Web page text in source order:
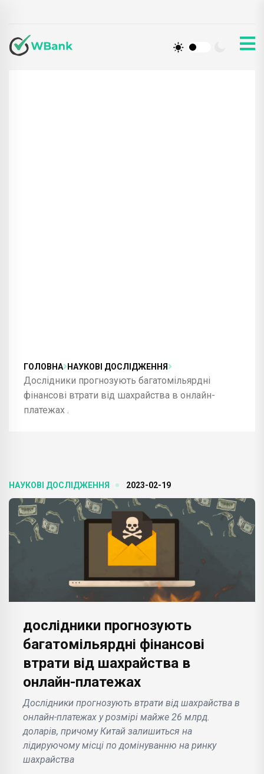
ГОЛОВНА НАУКОВІ ДОСЛІДЖЕННЯ
Дослідники прогнозують багатомільярдні
фінансові втрати від шахрайства в онлайн-
платежах .
НАУКОВІ ДОСЛІДЖЕННЯ 2023-02-19
дослідники прогнозують
багатомільярдні фінансові
втрати від шахрайства в
онлайн-платежах
Дослідники прогнозують втрати від шахрайства в
онлайн-платежах у розмірі майже 26 млрд.
доларів, причому Китай залишиться на
лідируючому місці по домінуванню на ринку
шахрайства